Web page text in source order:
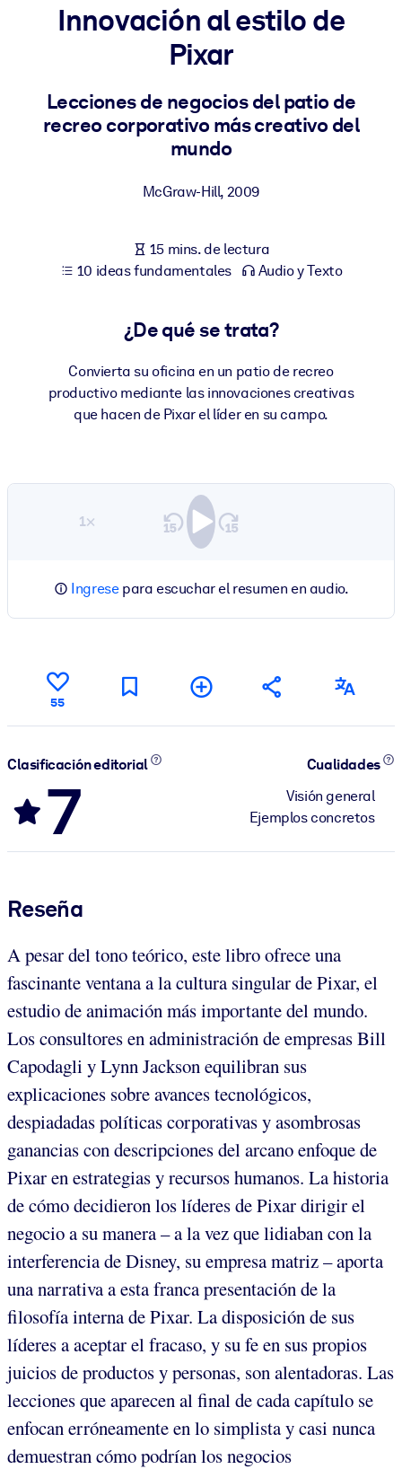
Integre conocimientos verificados y breves en su LMS/LXP para
obtener mejores resultados de aprendizaje.
Para bibliotecas corporativas
empresariales confiables y listos para usar.
Alimente sus sistemas de IA con conocimientos fiables y
estructurados para mejorar los resultados.
Innovación al estilo de
Pixar
Lecciones de negocios del patio de
recreo corporativo más creativo del
mundo
McGraw-Hill, 2009
15 mins. de lectura
10 ideas fundamentales
Audio y Texto
¿De qué se trata?
Convierta su oficina en un patio de recreo
productivo mediante las innovaciones creativas
que hacen de Pixar el líder en su campo.
1×
Ingresepara escuchar el resumen en audio.
55
Clasificación editorial
7
Cualidades
Visión general
Ejemplos concretos
Reseña
A pesar del tono teórico, este libro ofrece una
fascinante ventana a la cultura singular de Pixar, el
estudio de animación más importante del mundo.
Los consultores en administración de empresas Bill
Capodagli y Lynn Jackson equilibran sus
explicaciones sobre avances tecnológicos,
despiadadas políticas corporativas y asombrosas
ganancias con descripciones del arcano enfoque de
Pixar en estrategias y recursos humanos. La historia
de cómo decidieron los líderes de Pixar dirigir el
negocio a su manera – a la vez que lidiaban con la
interferencia de Disney, su empresa matriz – aporta
una narrativa a esta franca presentación de la
filosofía interna de Pixar. La disposición de sus
líderes a aceptar el fracaso, y su fe en sus propios
juicios de productos y personas, son alentadoras. Las
lecciones que aparecen al final de cada capítulo se
enfocan erróneamente en lo simplista y casi nunca
demuestran cómo podrían los negocios